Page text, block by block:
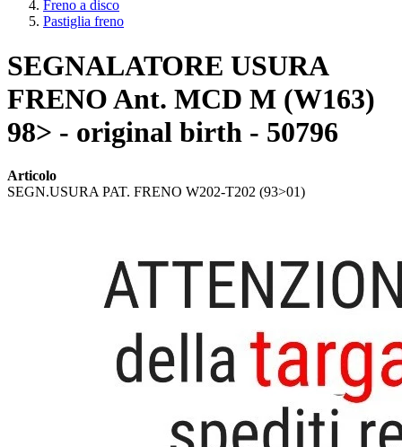
Freno a disco
Pastiglia freno
SEGNALATORE USURA
FRENO Ant. MCD M (W163)
98> - original birth - 50796
Articolo
SEGN.USURA PAT. FRENO W202-T202 (93>01)